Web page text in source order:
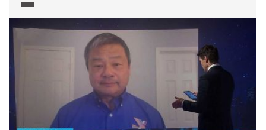
a Bill Shepherd při prvním vstupu na vesmírnou stanici.
Kdo z nich tam byl první? Astronaut NASA Leroy Chiao
v rozhovoru s redaktorem ČT Danielem Stachem dále
hovoří o tom, jak se podoba stanice během doby
proměnila, proč na svou zatím poslední cestu letěl
ruskou lodí Sojuz i jaké druhy experimentů, a ne nutně
vždy vědecké, se na vesmírné stanici prováděly.